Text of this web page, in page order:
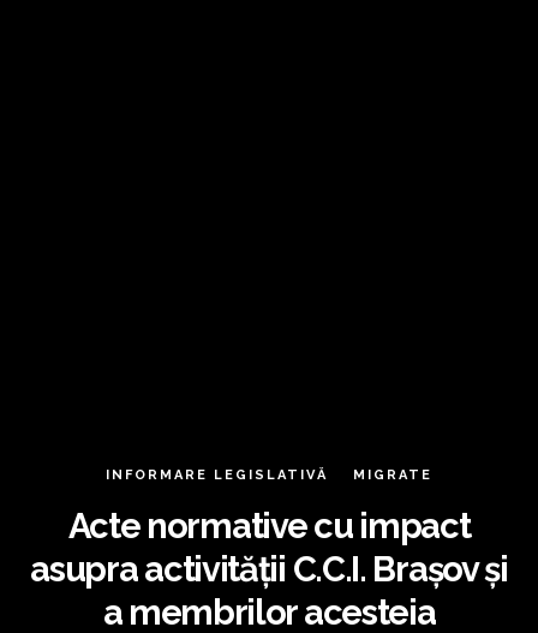
INFORMARE LEGISLATIVĂ MIGRATE
Acte normative cu impact
asupra activității C.C.I. Brașov și
a membrilor acesteia